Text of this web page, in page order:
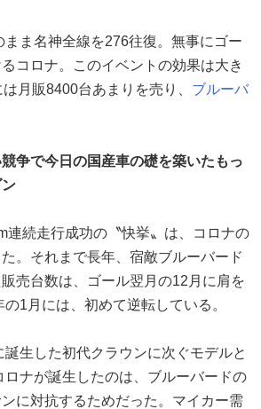
ま名神全線を276往復。無事にゴー
コロナ。このイベントの効果は大き
月販8400台あまりを売り、 ブルーバ
争で今日の国産車の礎を築いたもっ
連続走行成功の〝快挙〟は、コロナの
。それまで長年、宿敵ブルーバード
売台数は、ゴール翌月の12月に肩を
1月には、初めて逆転している。
生した初代クラウンに次ぐモデルと
ロナが誕生したのは、ブルーバードの
に対抗するためだった。マイカー需